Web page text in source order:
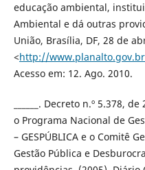
educação ambiental,
Ambiental e dá outras
União, Brasília, DF, 28 de
<http://
Acesso em: 12. Ago. 2010.
______. Decreto n.º 5.378,
o Programa Nacional de
– GESPÚBLICA e o Comitê
Gestão Pública e